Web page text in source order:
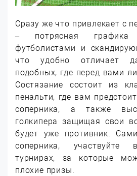
Сразу же что привлекает с
– потрясная
футболистами и
что удобно отличает
подобных, где перед вами
Состязание состоит из
пенальти, где вам
соперника, а также
голкипера защищая свои
будет уже противник.
соперника, участвуйте
турнирах, за которые
плохие призы.